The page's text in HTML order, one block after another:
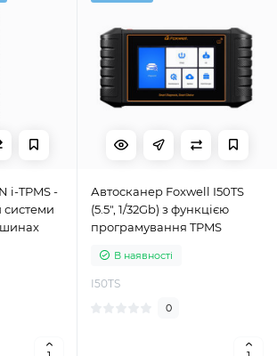
i-TPMS -
системи
шинах
Автосканер Foxwell I50TS
(5.5", 1/32Gb) з функцією
програмування TPMS
В наявності
I50TS
0